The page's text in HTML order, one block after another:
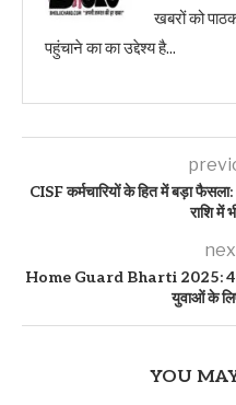
खबरों को
पहुंचाने का का उद्देश्य है...
CISF कर्मचारियों के हित में बड़ा
राशि में
Home Guard Bharti 2025: 44
युवाओं के
YOU